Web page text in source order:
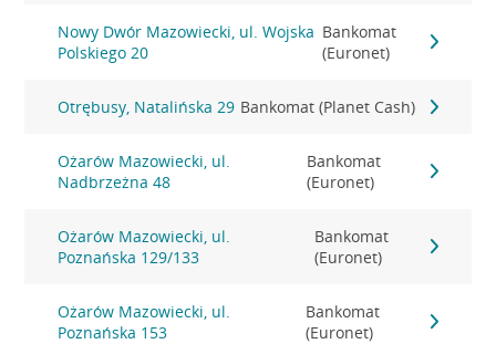
Nowy Dwór Mazowiecki, ul. Wojska
Polskiego 20
Bankomat
(Euronet)
Otrębusy, Natalińska 29 Bankomat (Planet Cash)
Ożarów Mazowiecki, ul.
Nadbrzeżna 48
Bankomat
(Euronet)
Ożarów Mazowiecki, ul.
Poznańska 129/133
Bankomat
(Euronet)
Ożarów Mazowiecki, ul.
Poznańska 153
Bankomat
(Euronet)